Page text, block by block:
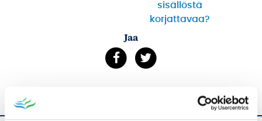
sisällöstä
korjattavaa?
Jaa